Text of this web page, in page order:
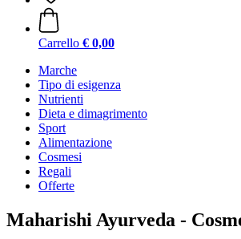
Carrello € 0,00
Marche
Tipo di esigenza
Nutrienti
Dieta e dimagrimento
Sport
Alimentazione
Cosmesi
Regali
Offerte
Maharishi Ayurveda -